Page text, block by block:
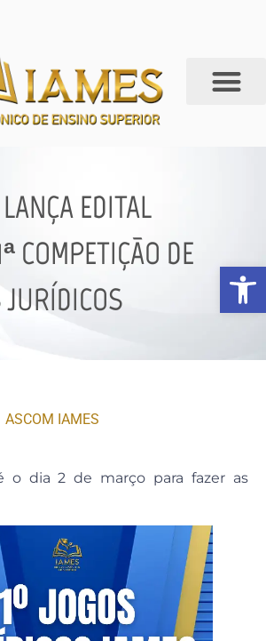
Abrir
EDITAL
COMPETIÇÃO DE
JURÍDICOS
ASCOM IAMES
o dia 2 de março para fazer as